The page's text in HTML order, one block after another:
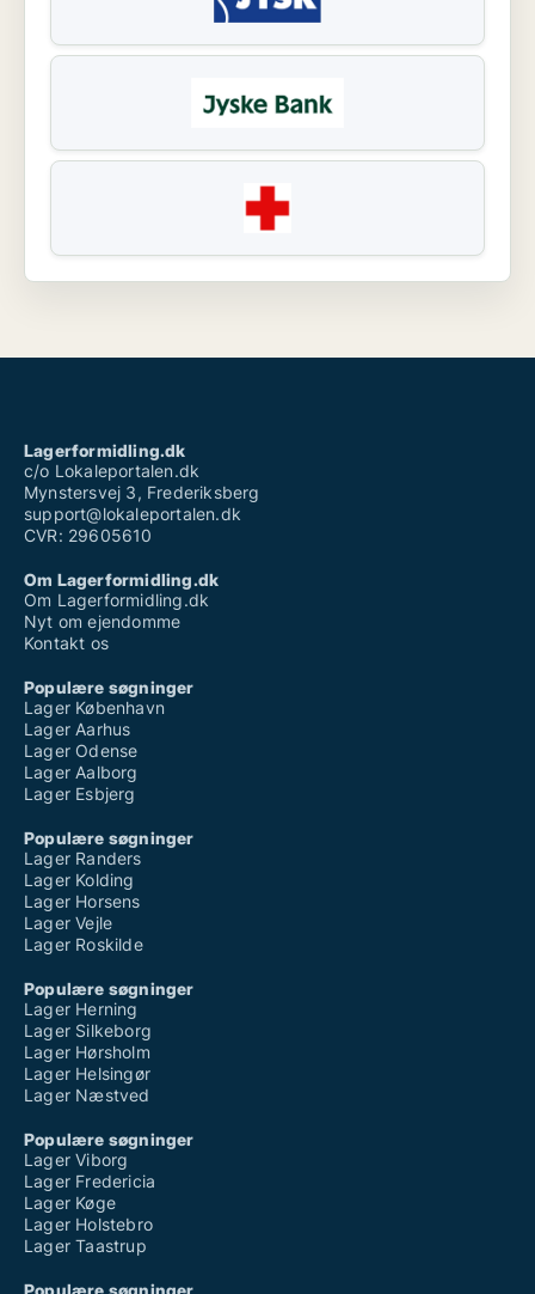
Lagerformidling.dk
c/o Lokaleportalen.dk
Mynstersvej 3, Frederiksberg
support@lokaleportalen.dk
CVR: 29605610
Om Lagerformidling.dk
Om Lagerformidling.dk
Nyt om ejendomme
Kontakt os
Populære søgninger
Lager København
Lager Aarhus
Lager Odense
Lager Aalborg
Lager Esbjerg
Populære søgninger
Lager Randers
Lager Kolding
Lager Horsens
Lager Vejle
Lager Roskilde
Populære søgninger
Lager Herning
Lager Silkeborg
Lager Hørsholm
Lager Helsingør
Lager Næstved
Populære søgninger
Lager Viborg
Lager Fredericia
Lager Køge
Lager Holstebro
Lager Taastrup
Populære søgninger